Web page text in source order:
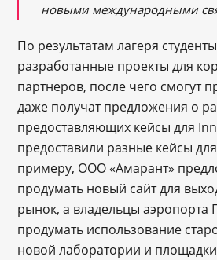
новыми международными
По результатам лагеря
разработанные проекты для
партнеров, после чего смогут
даже получат предложения о
предоставляющих кейсы для
предоставили разные кейсы
примеру, ООО «Амарант»
продумать новый сайт для
рынок, а владельцы
продумать использование
новой лаборатории и